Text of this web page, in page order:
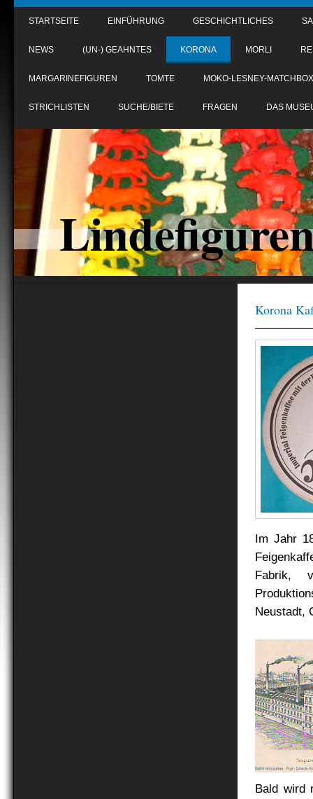
STARTSEITE EINFÜHRUNG GESCHICHTLICHES
NEWS (UN-) GEAHNTES KORONA MORLI
MARGARINEFIGUREN TOMTE MOKO-LESNEY-MATCHBOX
STRICHLISTEN SUCHE/BIETE FRAGEN DAS
Korona
Im Jahr
Fabrik,
Neustadt,
Bald wird